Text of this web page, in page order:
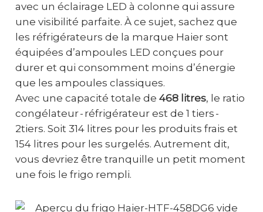
avec un éclairage LED à colonne qui assure
une visibilité parfaite. À ce sujet, sachez que
les réfrigérateurs de la marque Haier sont
équipées d’ampoules LED conçues pour
durer et qui consomment moins d’énergie
que les ampoules classiques.
Avec une capacité totale de 468 litres, le ratio
congélateur - réfrigérateur est de 1 tiers -
2tiers. Soit 314 litres pour les produits frais et
154 litres pour les surgelés. Autrement dit,
vous devriez être tranquille un petit moment
une fois le frigo rempli.